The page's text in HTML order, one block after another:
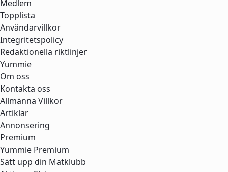
Medlem
Topplista
Användarvillkor
Integritetspolicy
Redaktionella riktlinjer
Yummie
Om oss
Kontakta oss
Allmänna Villkor
Artiklar
Annonsering
Premium
Yummie Premium
Sätt upp din Matklubb